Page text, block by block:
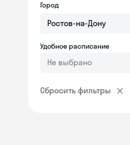
Город
Удобное расписание
Не выбрано
Сбросить фильтры